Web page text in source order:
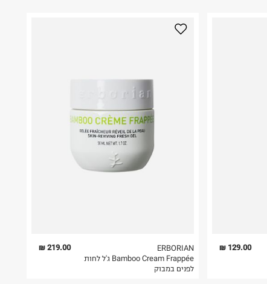
219.00 ₪
ERBORIAN
‫Bamboo Cream Frappée ג'ל לחות
לפנים במבוק
129.00 ₪